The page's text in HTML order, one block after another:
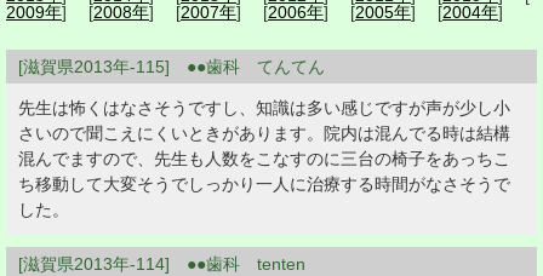
2009年] [2008年] [2007年] [2006年] [2005年] [2004年]
[滋賀県2013年-115] ●●歯科 てんてん
先生は怖くはなさそうですし、知識は多い感じですが声が少し小
さいので聞こえにくいときがあります。院内は混んでる時は結構
混んでますので、先生も人数をこなすのに三台の椅子をあっちこ
ち移動して大変そうでしっかり一人に治療する時間がなさそうで
した。
[滋賀県2013年-114] ●●歯科 tenten